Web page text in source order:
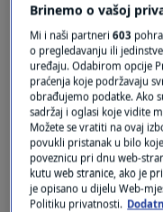
KLUBOVI
"Bazen
"Ne
VIJESTI |
Brinemo o vašoj
Mi i naši partneri603
o pregledavanju ili
uređaju. Odabirom opcije
praćenja koje podržavaju
obrađujemo podatke. Ako
sadržaj i oglasi koje vidite
Možete se vratiti na ovaj
povukli pristanak u bilo
poveznicu pri dnu web-
kutu web stranice, ako je
je opisano u dijelu Web-
Politiku privatnosti.